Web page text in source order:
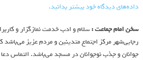
داده‌های دیدگاه خود بیشتر بدانید.
سخن امام جماعت :سلام و ادب خدمت نمازگزار و
رجایی‌شهر مرکز اجتماع متدینین و مردم عزیز می‌باشد
جوانان و جذب نوجوانان در مسجد می‌باشد. التماس دعا